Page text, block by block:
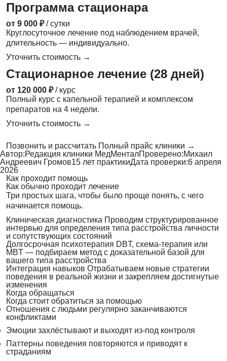
Программа стационара
от 9 000 ₽ / сутки
Круглосуточное лечение под наблюдением врачей,
длительность — индивидуально.
Уточнить стоимость →
Стационарное лечение (28 дней)
от 120 000 ₽ / курс
Полный курс с капельной терапией и комплексом
препаратов на 4 недели.
Уточнить стоимость →
Позвонить и рассчитать Полный прайс клиники →
Автор:Редакция клиники МедМенталПроверено:Михаил
Андреевич Громов15 лет практикиДата проверки:6 апреля
2026
Как проходит помощь
Как обычно проходит лечение
Три простых шага, чтобы было проще понять, с чего
начинается помощь.
Клиническая диагностика Проводим структурированное
интервью для определения типа расстройства личности
и сопутствующих состояний
Долгосрочная психотерапия DBT, схема-терапия или
MBT — подбираем метод с доказательной базой для
вашего типа расстройства
Интеграция навыков Отрабатываем новые стратегии
поведения в реальной жизни и закрепляем достигнутые
изменения
Когда обращаться
Когда стоит обратиться за помощью
Отношения с людьми регулярно заканчиваются
конфликтами
Эмоции захлёстывают и выходят из-под контроля
Паттерны поведения повторяются и приводят к
страданиям